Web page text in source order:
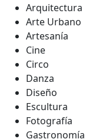
Arquitectura
Arte Urbano
Artesanía
Cine
Circo
Danza
Diseño
Escultura
Fotografía
Gastronomía